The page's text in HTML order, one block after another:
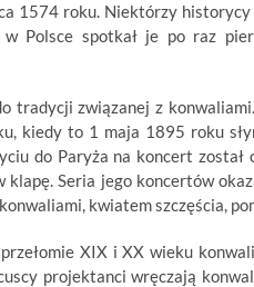
1574 roku. Niektórzy
Polsce spotkał je po raz
tradycji związanej z
kiedy to 1 maja 1895 roku
do Paryża na koncert
klapę. Seria jego koncertów
kwiatem szczęścia,
XIX i XX wieku
projektanci wręczają